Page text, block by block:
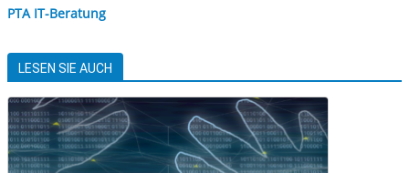
PTA IT-Beratung
LESEN SIE AUCH